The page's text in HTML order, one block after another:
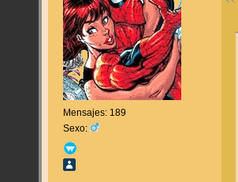
Mensajes: 189
Sexo: